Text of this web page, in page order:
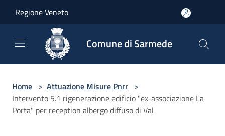
Regione Veneto
Comune di Sarmede
Home > Attuazione Misure Pnrr >
Intervento 5.1 rigenerazione edificio "ex-associazione La
Porta" per reception albergo diffuso di Val